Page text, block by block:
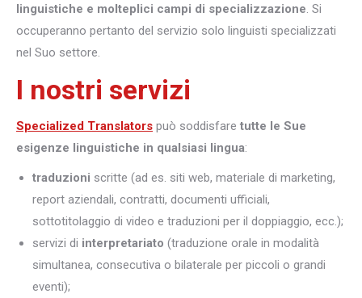
linguistiche e molteplici campi di specializzazione. Si
occuperanno pertanto del servizio solo linguisti specializzati
nel Suo settore.
I nostri servizi
Specialized Translators può soddisfare tutte le Sue
esigenze linguistiche in qualsiasi lingua:
traduzioni scritte (ad es. siti web, materiale di marketing,
report aziendali, contratti, documenti ufficiali,
sottotitolaggio di video e traduzioni per il doppiaggio, ecc.);
servizi di interpretariato (traduzione orale in modalità
simultanea, consecutiva o bilaterale per piccoli o grandi
eventi);